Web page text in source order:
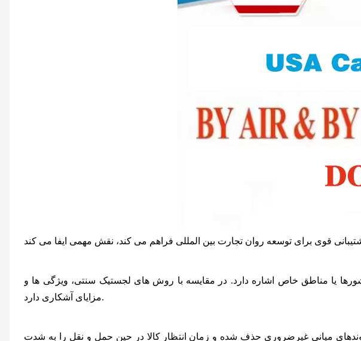
یا مناطق خاص اشاره دارد. در مقایسه با روش های لجستیک سنتی، ویژگی ها و
مزایای آشکاری دارد.
میانی غیرضروری حذف شده و زمان انتظار کالا در حین حمل و نقل را به شدت